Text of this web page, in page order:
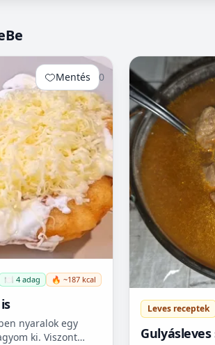
Mentés 0
🍽️ 4 adag 🔥 ~187 kcal
nyaralok egy
ki. Viszont
Leves receptek